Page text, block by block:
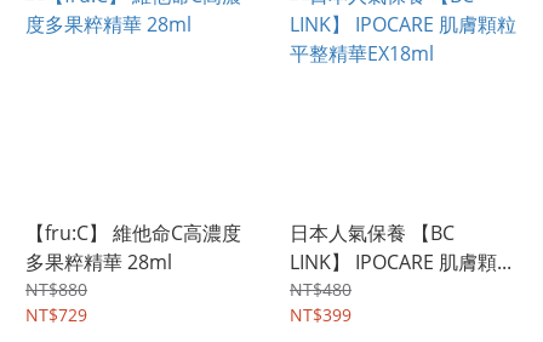
【fru:C】 維他命C高濃度
多果粹精華 28ml
NT$880
NT$729
日本人氣保養 【BC
LINK】 IPOCARE 肌膚顆...
NT$480
NT$399